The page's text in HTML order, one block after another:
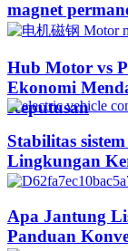
magnet
Hub Motor vs
Ekonomi
Keputusan
Stabilitas
Lingkungan
Apa Jantung
Panduan